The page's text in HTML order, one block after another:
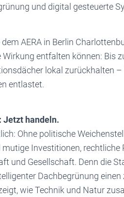
und digital gesteuerte
AERA in Berlin
entfalten können: Bis
lokal zurückhalten
entlastet.
Jetzt handeln.
Ohne politische
Investitionen, rechtliche
und Gesellschaft. Denn die
Dachbegrünung
wie Technik und Natur